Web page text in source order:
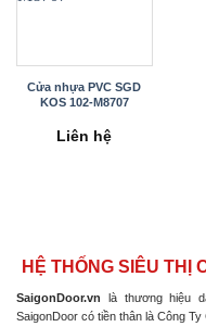
Cửa nhựa PVC SGD
KOS 102-M8707
Liên hệ
HỆ THỐNG SIÊU THỊ
SaigonDoor.vn là thương hiệu
SaigonDoor có tiền thân là Công